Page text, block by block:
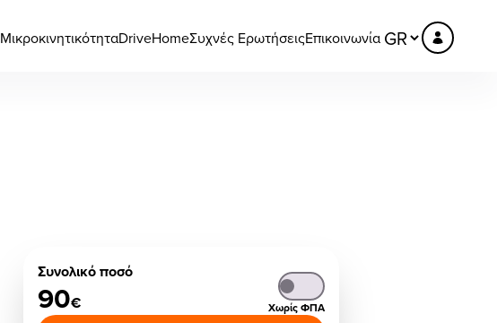
ΜικροκινητικότηταDriveHomeΣυχνές ΕρωτήσειςΕπικοινωνία
Συνολικό ποσό
90€ Χωρίς ΦΠΑ